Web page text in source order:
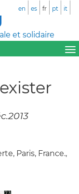
et solidaire
en es fr pt it
Paris, France.,